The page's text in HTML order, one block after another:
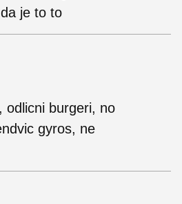
je to to
odlicni burgeri, no
gyros, ne